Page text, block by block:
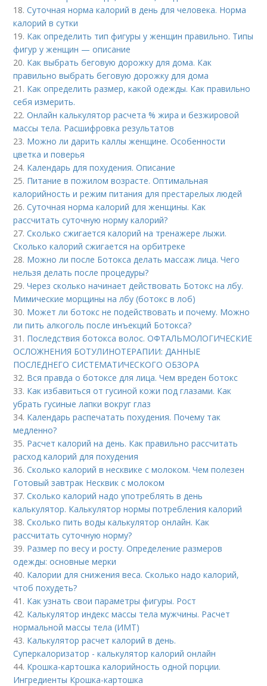
18.Суточная норма калорий в день для человека. Норма
калорий в сутки
19. Как определить тип фигуры у женщин правильно. Типы
фигур у женщин — описание
20. Как выбрать беговую дорожку для дома. Как
правильно выбрать беговую дорожку для дома
21. Как определить размер, какой одежды. Как правильно
себя измерить.
22.Онлайн калькулятор расчета % жира и безжировой
массы тела. Расшифровка результатов
23. Можно ли дарить каллы женщине. Особенности
цветка и поверья
24. Календарь для похудения. Описание
25. Питание в пожилом возрасте. Оптимальная
калорийность и режим питания для престарелых людей
26.Суточная норма калорий для женщины. Как
рассчитать суточную норму калорий?
27.Сколько сжигается калорий на тренажере лыжи.
Сколько калорий сжигается на орбитреке
28. Можно ли после Ботокса делать массаж лица. Чего
нельзя делать после процедуры?
29.Через сколько начинает действовать Ботокс на лбу.
Мимические морщины на лбу (ботокс в лоб)
30. Может ли ботокс не подействовать и почему. Можно
ли пить алкоголь после инъекций Ботокса?
31. Последствия ботокса волос. ОФТАЛЬМОЛОГИЧЕСКИЕ
ОСЛОЖНЕНИЯ БОТУЛИНОТЕРАПИИ: ДАННЫЕ
ПОСЛЕДНЕГО СИСТЕМАТИЧЕСКОГО ОБЗОРА
32. Вся правда о ботоксе для лица. Чем вреден ботокс
33. Как избавиться от гусиной кожи под глазами. Как
убрать гусиные лапки вокруг глаз
34. Календарь распечатать похудения. Почему так
медленно?
35. Расчет калорий на день. Как правильно рассчитать
расход калорий для похудения
36.Сколько калорий в несквике с молоком. Чем полезен
Готовый завтрак Несквик с молоком
37.Сколько калорий надо употреблять в день
калькулятор. Калькулятор нормы потребления калорий
38.Сколько пить воды калькулятор онлайн. Как
рассчитать суточную норму?
39. Размер по весу и росту. Определение размеров
одежды: основные мерки
40. Калории для снижения веса. Сколько надо калорий,
чтоб похудеть?
41. Как узнать свои параметры фигуры. Рост
42. Калькулятор индекс массы тела мужчины. Расчет
нормальной массы тела (ИМТ)
43. Калькулятор расчет калорий в день.
Суперкалоризатор - калькулятор калорий онлайн
44. Крошка-картошка калорийность одной порции.
Ингредиенты Крошка-картошка